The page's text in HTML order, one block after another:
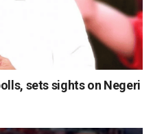
sets sights on Negeri